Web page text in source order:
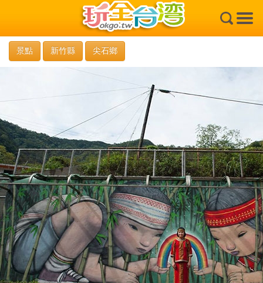
×
景點 新竹縣 尖石鄉